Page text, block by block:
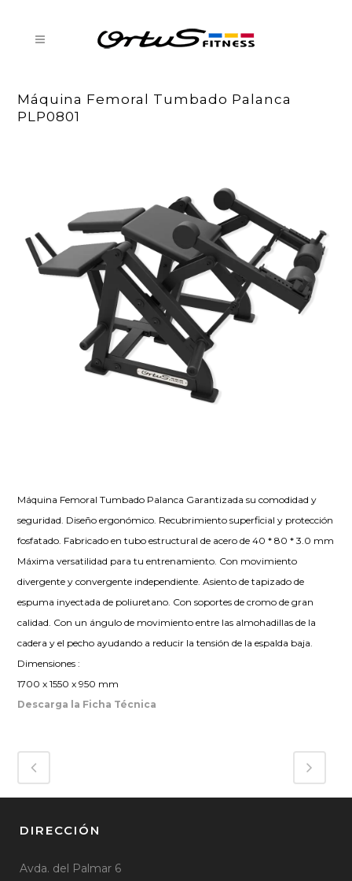
Máquina Femoral Tumbado Palanca
PLP0801
Máquina Femoral Tumbado Palanca Garantizada su comodidad y
seguridad. Diseño ergonómico. Recubrimiento superficial y protección
fosfatado. Fabricado en tubo estructural de acero de 40 * 80 * 3.0 mm
Máxima versatilidad para tu entrenamiento. Con movimiento
divergente y convergente independiente. Asiento de tapizado de
espuma inyectada de poliuretano. Con soportes de cromo de gran
calidad. Con un ángulo de movimiento entre las almohadillas de la
cadera y el pecho ayudando a reducir la tensión de la espalda baja.
Dimensiones :
1700 x 1550 x 950 mm
Descarga la Ficha Técnica
DIRECCIÓN
Avda. del Palmar 6